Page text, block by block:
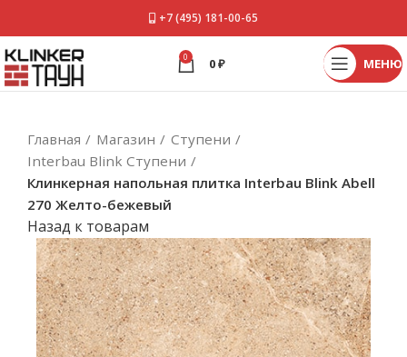
+7 (495) 181-00-65
0 0₽ МЕНЮ
Главная Магазин
Ступени
Interbau Blink Ступени
Клинкерная напольная плитка Interbau Blink Abell
270 Желто-бежевый
Назад к товарам